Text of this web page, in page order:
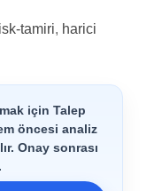
tamiri, harici
için Talep
öncesi analiz
Onay sonrası